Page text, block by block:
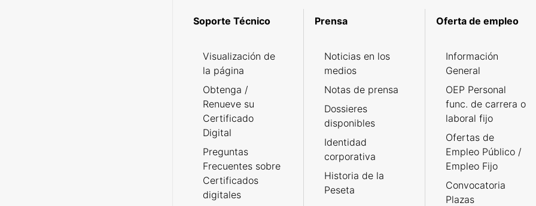
Soporte Técnico
Visualización de
la página
Obtenga /
Renueve su
Certificado
Digital
Preguntas
Frecuentes sobre
Certificados
digitales
Prensa
Noticias en los
medios
Notas de prensa
Dossieres
disponibles
Identidad
corporativa
Historia de la
Peseta
Oferta de empleo
Información
General
OEP Personal
func. de carrera o
laboral fijo
Ofertas de
Empleo Público /
Empleo Fijo
Convocatoria
Plazas